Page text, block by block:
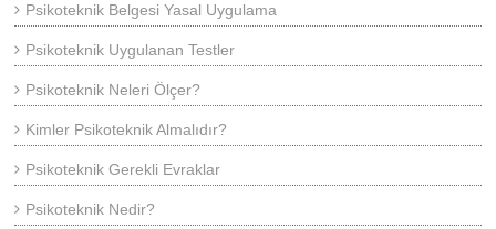
Psikoteknik Belgesi Yasal Uygulama
Psikoteknik Uygulanan Testler
Psikoteknik Neleri Ölçer?
Kimler Psikoteknik Almalıdır?
Psikoteknik Gerekli Evraklar
Psikoteknik Nedir?